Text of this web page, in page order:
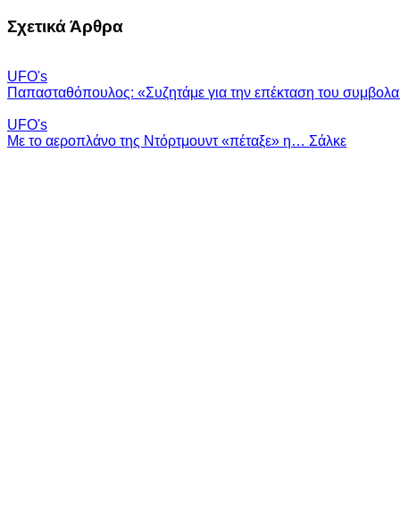
Σχετικά Άρθρα
UFO's
Παπασταθόπουλος: «Συζητάμε για την επέκταση του
UFO's
Με το αεροπλάνο της Ντόρτμουντ «πέταξε» η… Σάλκε